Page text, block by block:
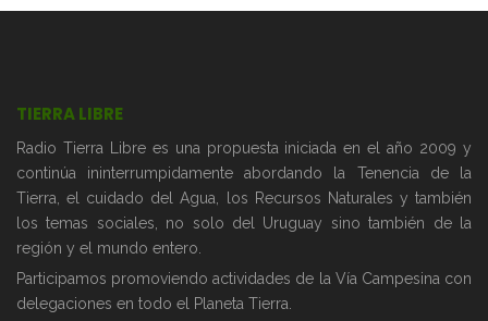
TIERRA LIBRE
Radio Tierra Libre es una propuesta iniciada en el año 2009 y
continúa ininterrumpidamente abordando la Tenencia de la
Tierra, el cuidado del Agua, los Recursos Naturales y también
los temas sociales, no solo del Uruguay sino también de la
región y el mundo entero.
Participamos promoviendo actividades de la Vía Campesina con
delegaciones en todo el Planeta Tierra.